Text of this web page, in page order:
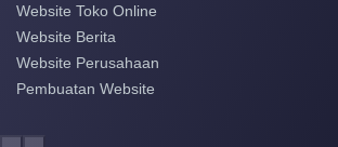
Website Toko Online
Website Berita
Website Perusahaan
Pembuatan Website